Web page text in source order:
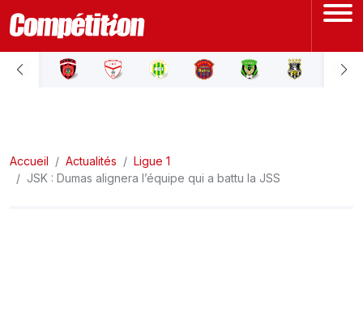
ACCUEIL
LIGUE 2
Accueil Actualités
Ligue 1
JSK : Dumas alignera l’équipe qui a battu la JSS